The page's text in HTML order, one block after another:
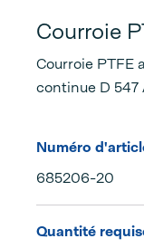
Courroie
Courroie PTFE
continue D 547
Numéro
685206-20
Quantité